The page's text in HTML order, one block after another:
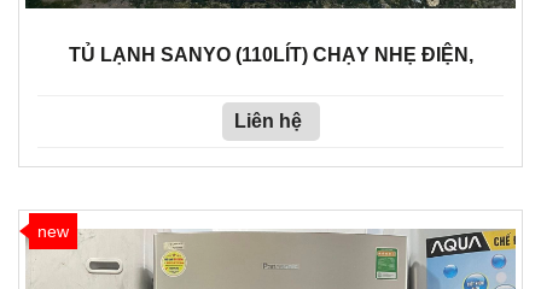
TỦ LẠNH SANYO (110LÍT) CHẠY NHẸ ĐIỆN,
Liên hệ
new